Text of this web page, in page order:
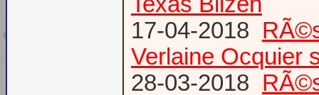
17-04-2018
Verlaine Ocquier
28-03-2018